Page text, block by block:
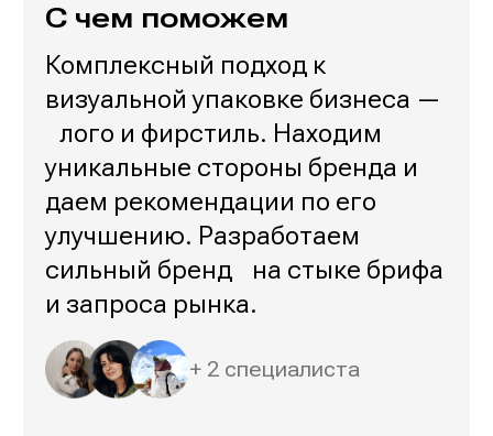
С чем поможем
Комплексный подход к
визуальной упаковке бизнеса —
лого и фирстиль. Находим
уникальные стороны бренда и
даем рекомендации по его
улучшению. Разработаем
сильный бренд на стыке брифа
и запроса рынка.
+ 2 специалиста